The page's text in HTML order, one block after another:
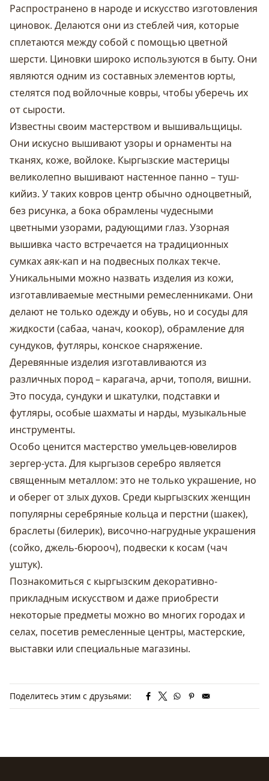
Распространено в народе и искусство изготовления
циновок. Делаются они из стеблей чия, которые
сплетаются между собой с помощью цветной
шерсти. Циновки широко используются в быту. Они
являются одним из составных элементов юрты,
стелятся под войлочные ковры, чтобы уберечь их
от сырости.
Известны своим мастерством и вышивальщицы.
Они искусно вышивают узоры и орнаменты на
тканях, коже, войлоке. Кыргызские мастерицы
великолепно вышивают настенное панно –туш-
кийиз. У таких ковров центр обычно одноцветный,
без рисунка, а бока обрамлены чудесными
цветными узорами, радующими глаз. Узорная
вышивка часто встречается на традиционных
сумках аяк-кап и на подвесных полках текче.
Уникальными можно назвать изделия из кожи,
изготавливаемые местными ремесленниками. Они
делают не только одежду и обувь, но и сосуды для
жидкости (сабаа, чанач, коокор), обрамление для
сундуков, футляры, конское снаряжение.
Деревянные изделия изготавливаются из
различных пород – карагача, арчи, тополя, вишни.
Это посуда, сундуки и шкатулки, подставки и
футляры, особые шахматы и нарды, музыкальные
инструменты.
Особо ценится мастерство умельцев-ювелиров
зергер-уста. Для кыргызов серебро является
священным металлом: это не только украшение, но
и оберег от злых духов. Среди кыргызских женщин
популярны серебряные кольца и перстни (шакек),
браслеты (билерик), височно-нагрудные украшения
(сойко, джель-бюрооч), подвески к косам (чач
уштук).
Познакомиться с кыргызским декоративно-
прикладным искусством и даже приобрести
некоторые предметы можно во многих городах и
селах, посетив ремесленные центры, мастерские,
выставки или специальные магазины.
Поделитесь этим с друзьями: